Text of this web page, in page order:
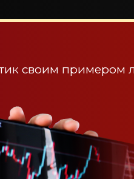
своим примером